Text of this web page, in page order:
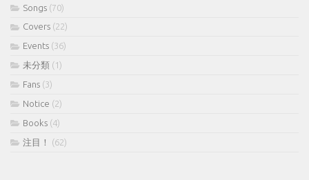
Songs (70)
Covers (22)
Events (36)
未分類 (1)
Fans (3)
Notice (2)
Books (4)
注目！
(62)